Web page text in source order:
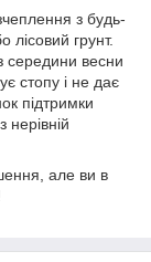
з будь-
лісовий грунт.
середини весни
стопу і не дає
підтримки
але ви в